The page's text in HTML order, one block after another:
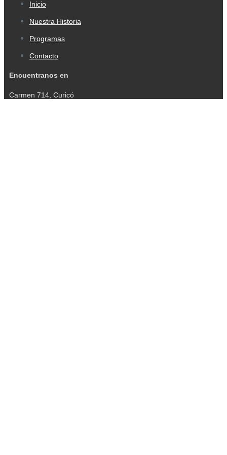
Inicio
Nuestra Historia
Programas
Contacto
Encuentranos en
Carmen 714, Curicó